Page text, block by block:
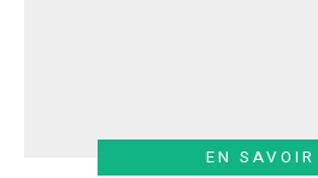
EN